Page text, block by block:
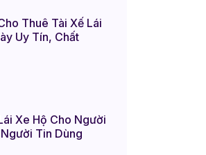
Thuê Tài Xế Lái
Uy Tín, Chất
Xe Hộ Cho Người
Tin Dùng